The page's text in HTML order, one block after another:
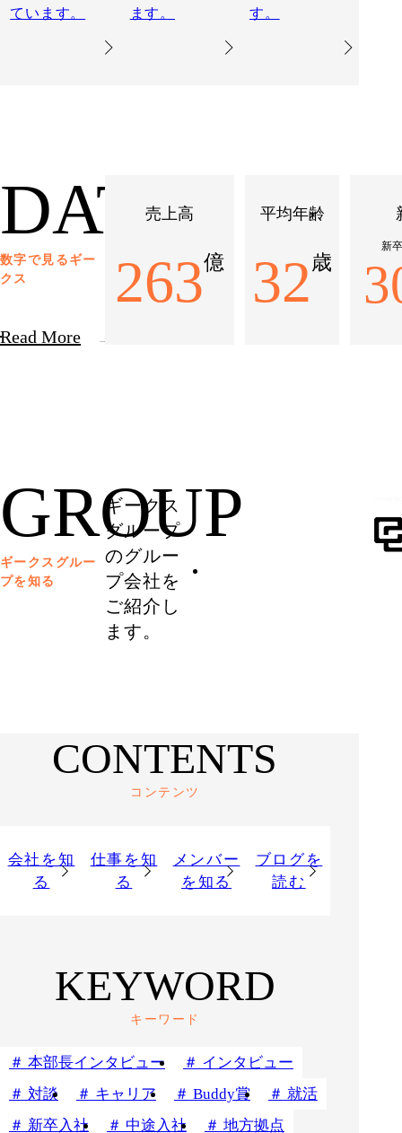
ています。
ます。
す。
数字で見るギー
クス
DATA
売上高
263億
平均年齢
32 歳
新
Read More
ギークスグルー
プを知る
GROUP
ギークス
グループ
のグルー
プ会社を
ご紹介し
ます。
コンテンツ
CONTENTS
会社を知
る
仕事を知
る
メンバー
を知る
ブログを
読む
キーワード
KEYWORD
本部長インタビュー
インタビュー
対談
キャリア Buddy賞
就活
新卒入社
中途入社 地方拠点